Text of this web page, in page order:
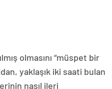
olmasını “müspet bir
yaklaşık iki saati bulan
nasıl ileri